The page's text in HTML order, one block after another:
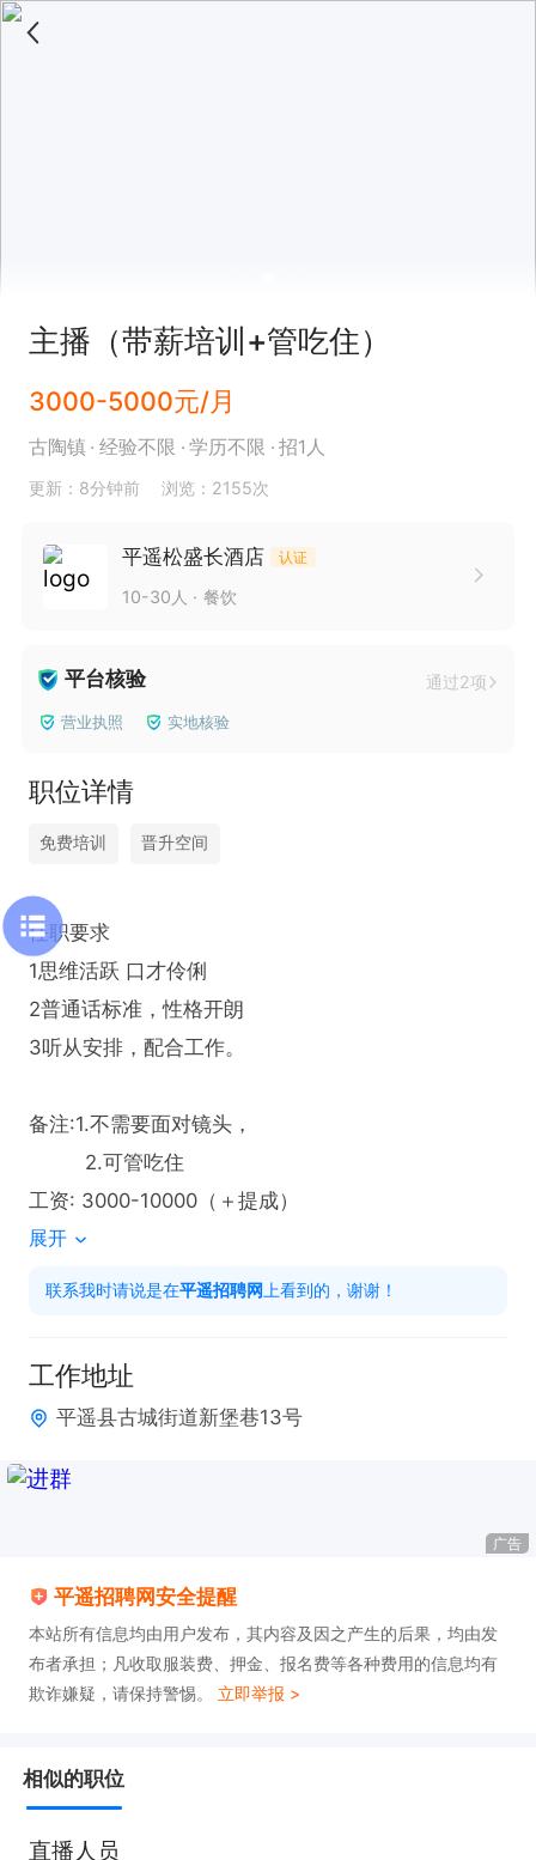
主播（带薪培训+管吃住）
3000-5000元/月
古陶镇 经验不限 学历不限 招1人
更新：8分钟前 浏览：2155次
平遥松盛长酒店 认证
10-30人 餐饮
平台核验 通过2项
营业执照 实地核验
职位详情
免费培训 晋升空间
任职要求
1思维活跃 口才伶俐
2普通话标准，性格开朗
3听从安排，配合工作。
备注:1.不需要面对镜头，
         2.可管吃住
工资: 3000-10000（＋提成）
展开
联系我时请说是在平遥招聘网 上看到的，谢谢！
工作地址
平遥县古城街道新堡巷13号
广告
平遥招聘网安全提醒
本站所有信息均由用户发布，其内容及因之产生的后果，均由发
布者承担；凡收取服装费、押金、报名费等各种费用的信息均有
欺诈嫌疑，请保持警惕。 立即举报 >
相似的职位
直播人员